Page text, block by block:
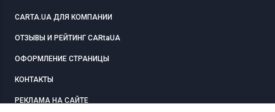
CARTA.UA ДЛЯ КОМПАНИИ
ОТЗЫВЫ И РЕЙТИНГ CARtaUA
ОФОРМЛЕНИЕ СТРАНИЦЫ
КОНТАКТЫ
РЕКЛАМА НА САЙТЕ